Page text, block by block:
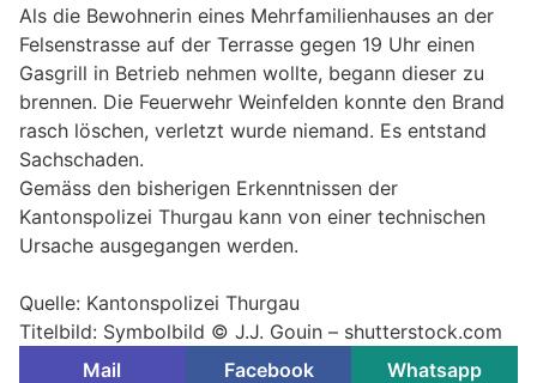
Als die Bewohnerin eines Mehrfamilienhauses an der
Felsenstrasse auf der Terrasse gegen 19 Uhr einen
Gasgrill in Betrieb nehmen wollte, begann dieser zu
brennen. Die Feuerwehr Weinfelden konnte den Brand
rasch löschen, verletzt wurde niemand. Es entstand
Sachschaden.
Gemäss den bisherigen Erkenntnissen der
Kantonspolizei Thurgau kann von einer technischen
Ursache ausgegangen werden.
Quelle: Kantonspolizei Thurgau
Titelbild: Symbolbild © J.J. Gouin – shutterstock.com
Mail
Facebook Whatsapp